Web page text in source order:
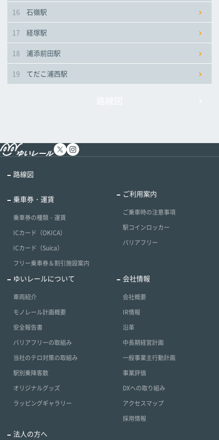
16 石嶺駅
17 経塚駅
18 浦添前田駅
19 てだこ浦西駅
路線図
乗車券・運賃
乗車券の種類・運賃
ICカード（OKICA）
ICカード（Suica）
フリー乗車券＆割引施設案内
ご利用案内
ご乗車時の注意事項
駅コインロッカー
バリアフリー
ゆいレールについて
車両紹介
モノレール計画概要
安全報告書
バリアフリーの取組み
当社のテロ対策の取組み
駅別乗降客数
オリジナルグッズ
ラッピングギャラリー
会社情報
会社概要
IR情報
沿革
中長期経営計画
一般事業主行動計画
事業評価
DXへの取り組み
アクセスマップ
採用情報
法人の方へ